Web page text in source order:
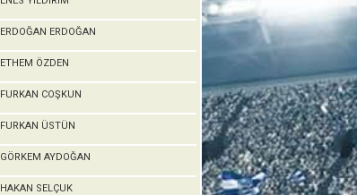
ERDOĞAN ERDOĞAN
ETHEM ÖZDEN
FURKAN COŞKUN
FURKAN ÜSTÜN
GÖRKEM AYDOĞAN
HAKAN SELÇUK